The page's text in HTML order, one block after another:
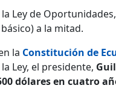
Ley de
a la mitad.
la Constitución de
Ley, el presidente,
dólares en cuatro